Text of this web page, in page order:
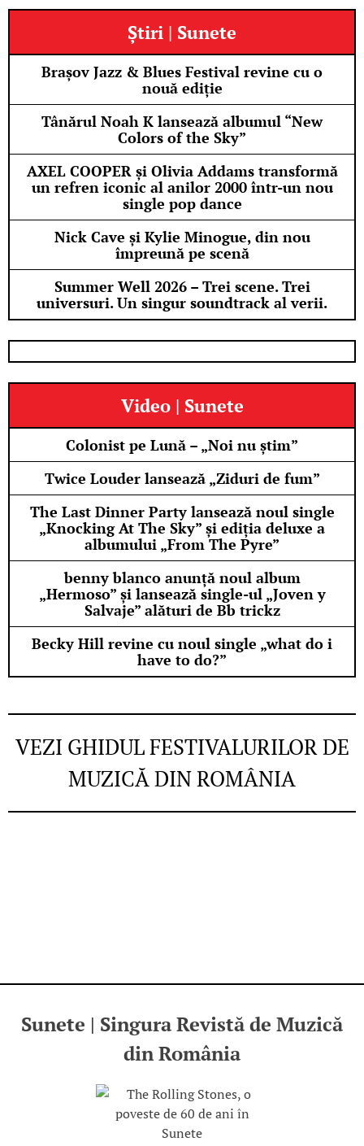
Știri | Sunete
Brașov Jazz & Blues Festival revine cu o
nouă ediție
Tânărul Noah K lansează albumul “New
Colors of the Sky”
AXEL COOPER și Olivia Addams transformă
un refren iconic al anilor 2000 într-un nou
single pop dance
Nick Cave și Kylie Minogue, din nou
împreună pe scenă
Summer Well 2026 – Trei scene. Trei
universuri. Un singur soundtrack al verii.
Video | Sunete
Colonist pe Lună – „Noi nu știm”
Twice Louder lansează „Ziduri de fum”
The Last Dinner Party lansează noul single
„Knocking At The Sky” și ediția deluxe a
albumului „From The Pyre”
benny blanco anunță noul album
„Hermoso” și lansează single-ul „Joven y
Salvaje” alături de Bb trickz
Becky Hill revine cu noul single „what do i
have to do?”
VEZI GHIDUL FESTIVALURILOR DE
MUZICĂ DIN ROMÂNIA
Sunete | Singura Revistă de Muzică
din România